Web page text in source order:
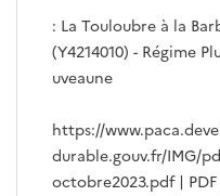
: La Touloubre à la
(Y4214010) - Régime
uveaune
https://
durable.gouv.fr/IMG/
octobre2023.pdf | PDF